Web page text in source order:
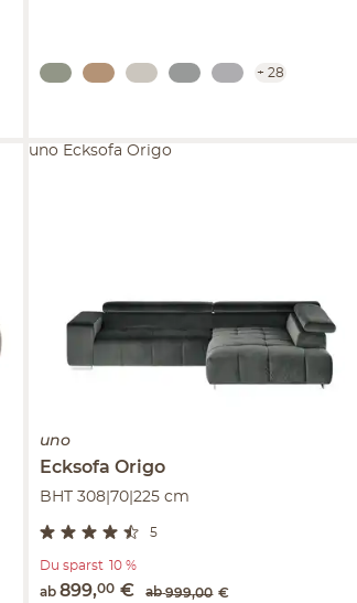
+28
uno
EcksofaOrigo
BHT 308|70|225 cm
5
ab 899,00 € ab 999,00 €
Du sparst 10 %
uno Ecksofa Origo